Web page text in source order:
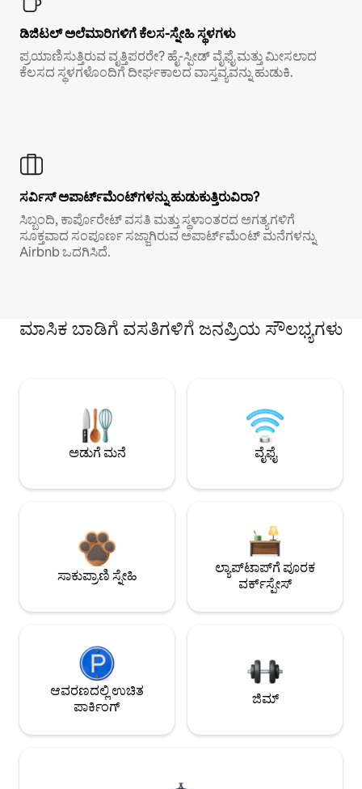
ಡಿಜಿಟಲ್ ಅಲೆಮಾರಿಗಳಿಗೆ ಕೆಲಸ-ಸ್ನೇಹಿ ಸ್ಥಳಗಳು
ಪ್ರಯಾಣಿಸುತ್ತಿರುವ ವೃತ್ತಿಪರರೇ? ಹೈ-ಸ್ಪೀಡ್ ವೈಫೈ ಮತ್ತು ಮೀಸಲಾದ
ಕೆಲಸದ ಸ್ಥಳಗಳೊಂದಿಗೆ ದೀರ್ಘಕಾಲದ ವಾಸ್ತವ್ಯವನ್ನು ಹುಡುಕಿ.
ಸರ್ವಿಸ್ ಅಪಾರ್ಟ್‌ಮೆಂಟ್‌ಗಳನ್ನು ಹುಡುಕುತ್ತಿರುವಿರಾ?
ಸಿಬ್ಬಂದಿ, ಕಾರ್ಪೊರೇಟ್ ವಸತಿ ಮತ್ತು ಸ್ಥಳಾಂತರದ ಅಗತ್ಯಗಳಿಗೆ
ಸೂಕ್ತವಾದ ಸಂಪೂರ್ಣ ಸಜ್ಜಾಗಿರುವ ಅಪಾರ್ಟ್‌ಮೆಂಟ್ ಮನೆಗಳನ್ನು
Airbnb ಒದಗಿಸಿದೆ.
ಮಾಸಿಕ ಬಾಡಿಗೆ ವಸತಿಗಳಿಗೆ ಜನಪ್ರಿಯ ಸೌಲಭ್ಯಗಳು
ಅಡುಗೆ ಮನೆ ವೈಫೈ
ಸಾಕುಪ್ರಾಣಿ ಸ್ನೇಹಿ
ಲ್ಯಾಪ್‌ಟಾಪ್‌ಗೆ ಪೂರಕ
ವರ್ಕ್‌ಸ್ಪೇಸ್
ಆವರಣದಲ್ಲಿ ಉಚಿತ
ಪಾರ್ಕಿಂಗ್
ಜಿಮ್